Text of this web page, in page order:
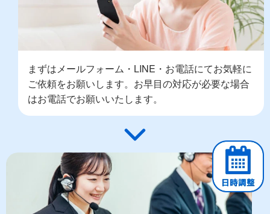
まずはメールフォーム・LINE・お電話にてお気軽に
ご依頼をお願いします。お早目の対応が必要な場合
はお電話でお願いいたします。